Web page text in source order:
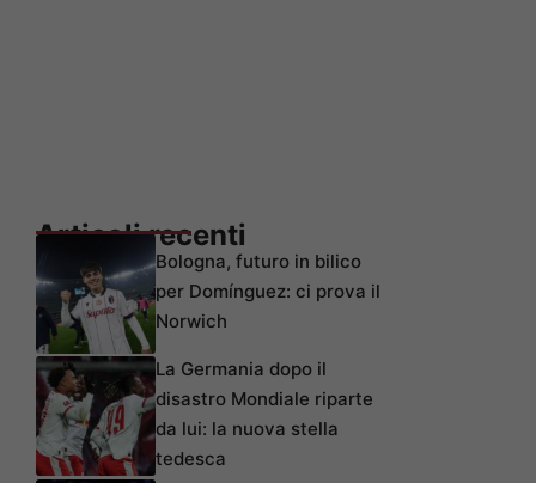
Articoli recenti
Bologna, futuro in bilico
per Domínguez: ci prova il
Norwich
La Germania dopo il
disastro Mondiale riparte
da lui: la nuova stella
tedesca